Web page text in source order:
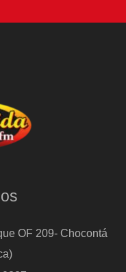
OF 209- Chocontá